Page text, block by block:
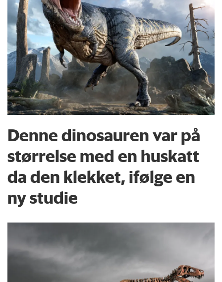
Denne dinosauren var på
størrelse med en huskatt
da den klekket, ifølge en
ny studie